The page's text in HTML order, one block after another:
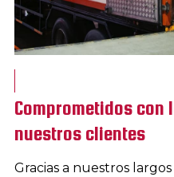
Comprometidos
nuestros clientes
Gracias a nuestros